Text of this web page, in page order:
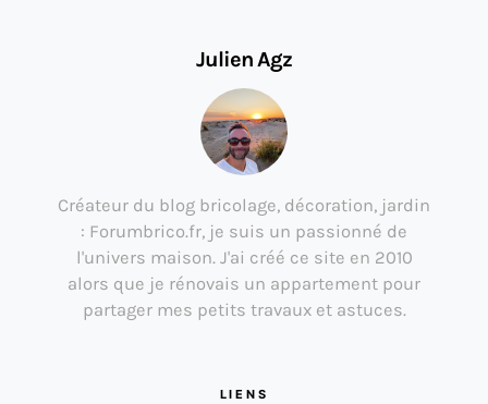
Julien Agz
Créateur du blog bricolage, décoration, jardin
: Forumbrico.fr, je suis un passionné de
l'univers maison. J'ai créé ce site en 2010
alors que je rénovais un appartement pour
partager mes petits travaux et astuces.
LIENS